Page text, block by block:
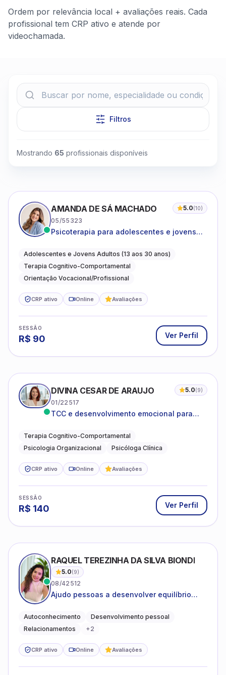
Ordem por relevância local + avaliações reais. Cada
profissional tem CRP ativo e atende por
videochamada.
Filtros
Mostrando 65 profissionais disponíveis
AMANDA DE SÁ MACHADO 5.0(10)
05/55323
Psicoterapia para adolescentes e jovens
autoestima, relações e orientação
profissional
Adolescentes e Jovens Adultos (13 aos 30 anos)
Terapia Cognitivo-Comportamental
Orientação Vocacional/Profissional
CRP ativo Online Avaliações
SESSÃO
R$ 90 Ver Perfil
DIVINA CESAR DE ARAUJO 5.0(9)
01/22517
TCC e desenvolvimento emocional para
Terapia Cognitivo-Comportamental
Psicologia Organizacional
Psicóloga Clínica
CRP ativo Online Avaliações
SESSÃO
R$ 140 Ver Perfil
RAQUEL TEREZINHA DA SILVA BIONDI
5.0(9)
08/42512
Ajudo pessoas a desenvolver equilíbrio
Autoconhecimento
Desenvolvimento pessoal
Relacionamentos
+2
CRP ativo Online Avaliações